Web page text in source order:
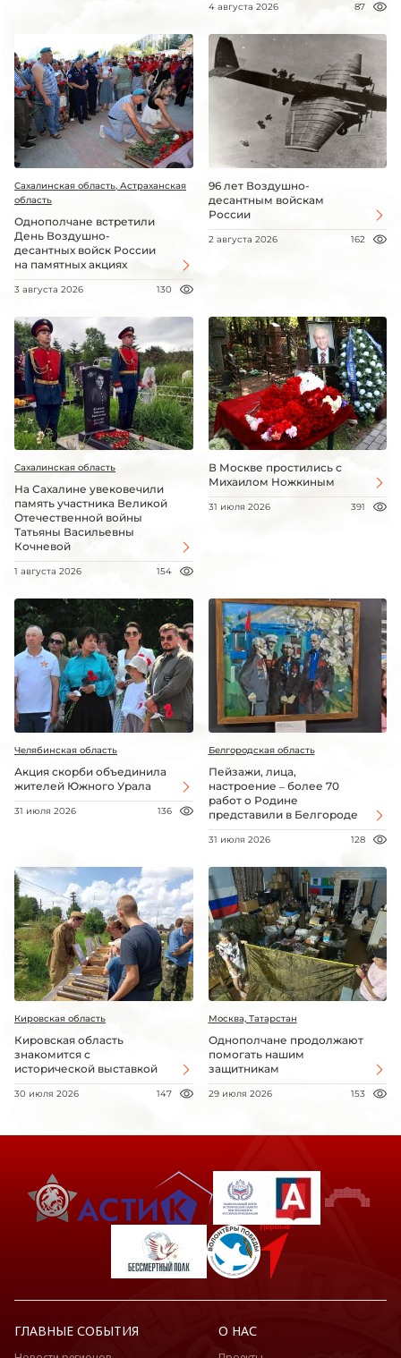
4 августа 2026 87
Сахалинская область, Астраханская
область
Однополчане встретили
День Воздушно-
десантных войск России
на памятных акциях
3 августа 2026 130
96 лет Воздушно-
десантным войскам
России
2 августа 2026 162
Сахалинская область
На Сахалине увековечили
память участника Великой
Отечественной войны
Татьяны Васильевны
Кочневой
1 августа 2026 154
В Москве простились с
Михаилом Ножкиным
31 июля 2026 391
Челябинская область
Акция скорби объединила
жителей Южного Урала
31 июля 2026 136
Белгородская область
Пейзажи, лица,
настроение – более 70
работ о Родине
представили в Белгороде
31 июля 2026 128
Кировская область
Кировская область
знакомится с
исторической выставкой
30 июля 2026 147
Москва, Татарстан
Однополчане продолжают
помогать нашим
защитникам
29 июля 2026 153
ГЛАВНЫЕ СОБЫТИЯ О НАС